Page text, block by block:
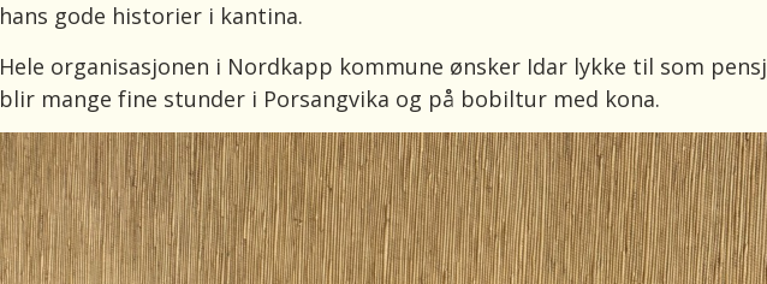
hans gode historier i kantina.
Hele organisasjonen i Nordkapp kommune ønsker Idar lykke til som
blir mange fine stunder i Porsangvika og på bobiltur med kona.